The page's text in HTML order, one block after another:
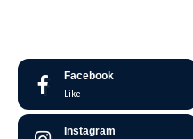
Facebook
Like
Instagram